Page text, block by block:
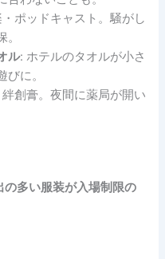
ポッドキャスト。騒がし
ル: ホテルのタオルが小さ
に。
創膏。夜間に薬局が開い
の多い服装が入場制限の